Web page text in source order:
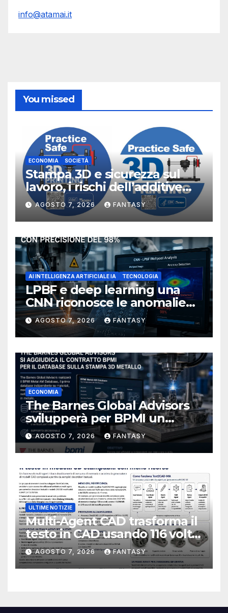
info@atamai.it
You missed
ECONOMIA SOCIETÀ
Stampa 3D e sicurezza sul
lavoro, i rischi dell’additive
manufacturing secondo
NIOSH
AGOSTO 7, 2026 FANTASY
AI INTELLIGENZA ARTIFICIALE IA TECNOLOGIA
LPBF e deep learning una
CNN riconosce le anomalie
del bagno di fusione
AGOSTO 7, 2026 FANTASY
ECONOMIA
The Barnes Global Advisors
svilupperà per BPMI un
database per la stampa 3D
metallica destinata alla filiera
navale statunitense
AGOSTO 7, 2026 FANTASY
ULTIME NOTIZIE
Multi-Agent CAD trasforma il
testo in CAD usando 116 volte
meno token
AGOSTO 7, 2026 FANTASY